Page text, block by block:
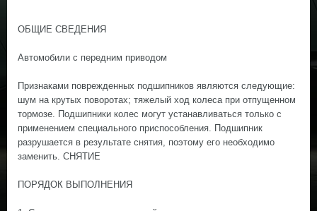
ОБЩИЕ СВЕДЕНИЯ
Автомобили с передним приводом
Признаками поврежденных подшипников являются следующие:
шум на крутых поворотах; тяжелый ход колеса при отпущенном
тормозе. Подшипники колес могут устанавливаться только с
применением специального приспособления. Подшипник
разрушается в результате снятия, поэтому его необходимо
заменить. СНЯТИЕ
ПОРЯДОК ВЫПОЛНЕНИЯ